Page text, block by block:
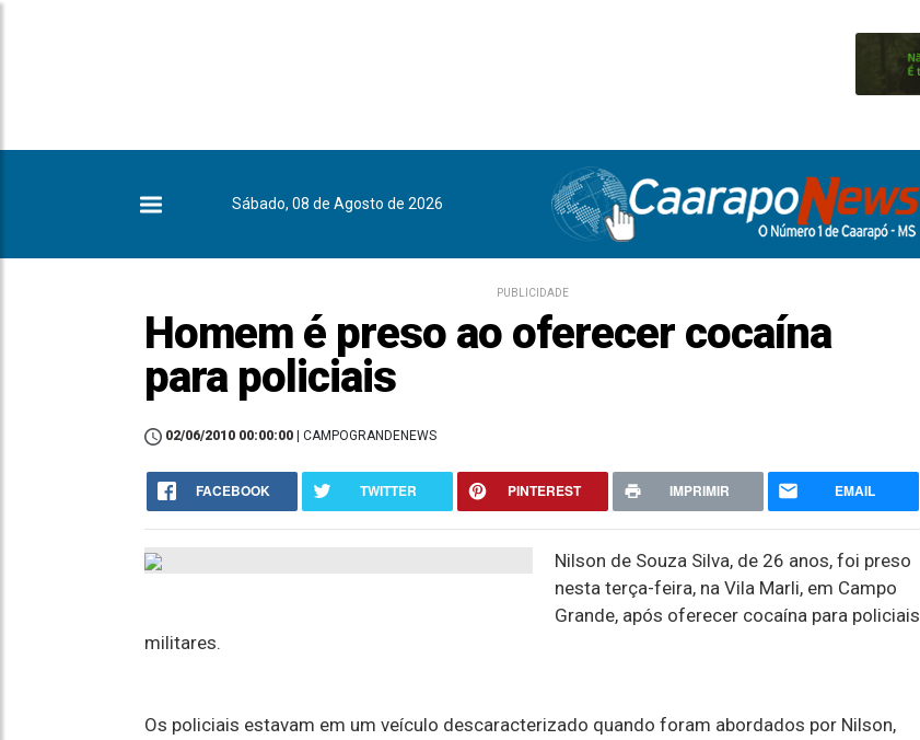
Sábado, 08 de Agosto de 2026
PUBLICIDADE
Homem é preso ao oferecer cocaína
para policiais
02/06/2010 00:00:00 | CAMPOGRANDENEWS
FACEBOOK TWITTER PINTEREST IMPRIMIR EMAIL
Nilson de Souza Silva, de 26 anos, foi preso
nesta terça-feira, na Vila Marli, em Campo
Grande, após oferecer cocaína para policiais
militares.
Os policiais estavam em um veículo descaracterizado quando foram abordados por Nilson,